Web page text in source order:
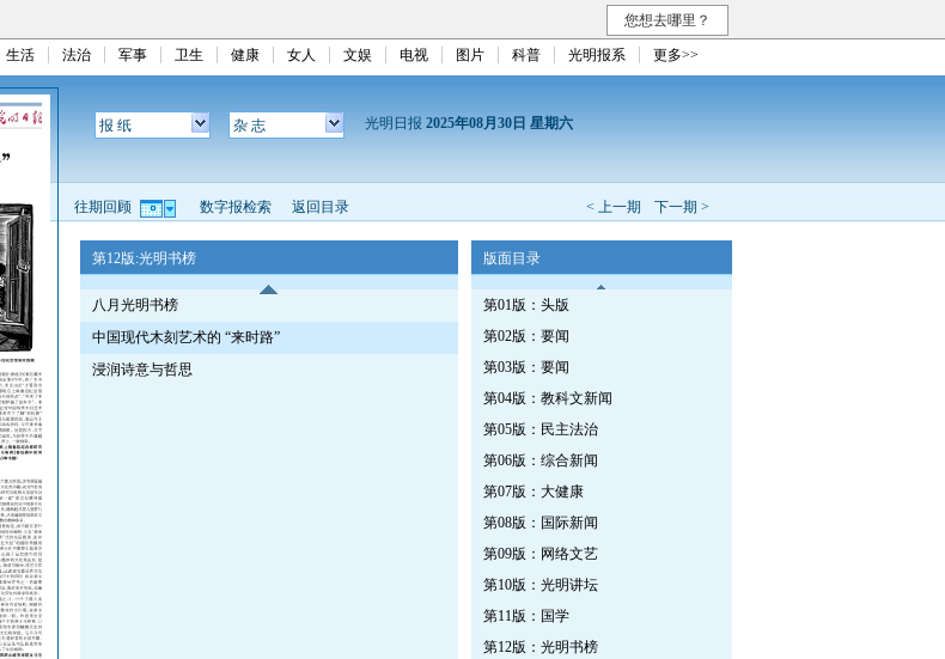
您想去哪里？
生活 法治 军事 卫生 健康 女人 文娱 电视 图片 科普 光明报系 更多>>
报 纸 杂 志 光明日报 2025年08月30日 星期六
< 上一期 下一期 >
往期回顾 数字报检索 返回目录
第12版:光明书榜
八月光明书榜
中国现代木刻艺术的 “来时路”
浸润诗意与哲思
版面目录
第01版：头版
第02版：要闻
第03版：要闻
第04版：教科文新闻
第05版：民主法治
第06版：综合新闻
第07版：大健康
第08版：国际新闻
第09版：网络文艺
第10版：光明讲坛
第11版：国学
第12版：光明书榜